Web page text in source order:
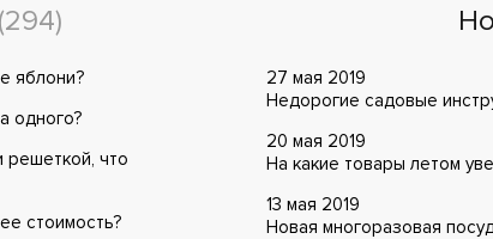
(294)
яблони?
одного?
решеткой, что
стоимость?
27 мая 2019
Недорогие садовые
20 мая 2019
На какие товары летом
13 мая 2019
Новая многоразовая